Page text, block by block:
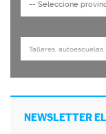
NEWSLETTER EL